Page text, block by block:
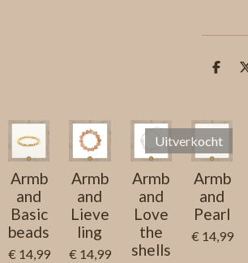
D
n
Armb
and
Basic
beads
€ 14,99
Armb
and
Lieve
ling
€ 14,99
Armb
and
Love
the
shells
Uitverkocht
Armb
and
Pearl
€ 14,99